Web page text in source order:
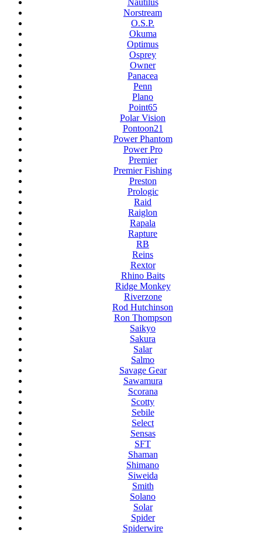
Nautilus
Norstream
O.S.P.
Okuma
Optimus
Osprey
Owner
Panacea
Penn
Plano
Point65
Polar Vision
Pontoon21
Power Phantom
Power Pro
Premier
Premier Fishing
Preston
Prologic
Raid
Raiglon
Rapala
Rapture
RB
Reins
Rextor
Rhino Baits
Ridge Monkey
Riverzone
Rod Hutchinson
Ron Thompson
Saikyo
Sakura
Salar
Salmo
Savage Gear
Sawamura
Scorana
Scotty
Sebile
Select
Sensas
SFT
Shaman
Shimano
Siweida
Smith
Solano
Solar
Spider
Spiderwire